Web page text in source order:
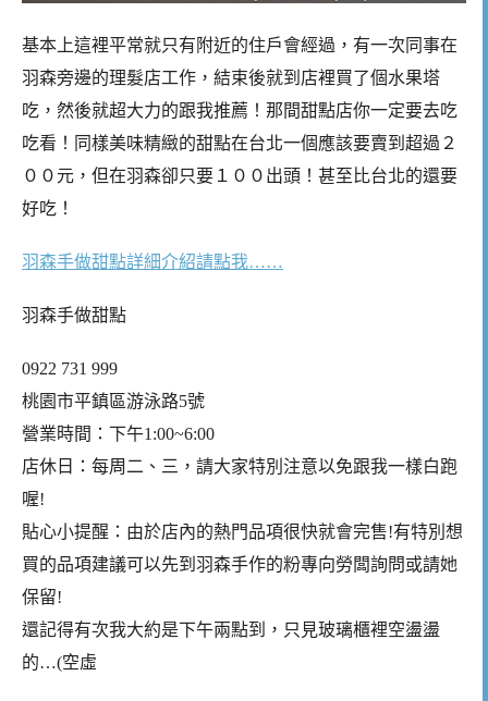
基本上這裡平常就只有附近的住戶會經過，有一次同事在
羽森旁邊的理髮店工作，結束後就到店裡買了個水果塔
吃，然後就超大力的跟我推薦！那間甜點店你一定要去吃
吃看！同樣美味精緻的甜點在台北一個應該要賣到超過２
００元，但在羽森卻只要１００出頭！甚至比台北的還要
好吃！
羽森手做甜點詳細介紹請點我……
羽森手做甜點
0922 731 999
桃園市平鎮區游泳路5號
營業時間：下午1:00~6:00
店休日：每周二、三，請大家特別注意以免跟我一樣白跑
喔!
貼心小提醒：由於店內的熱門品項很快就會完售!有特別想
買的品項建議可以先到羽森手作的粉專向勞闆詢問或請她
保留!
還記得有次我大約是下午兩點到，只見玻璃櫃裡空盪盪
的…(空虛